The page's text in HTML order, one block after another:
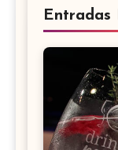
Entradas